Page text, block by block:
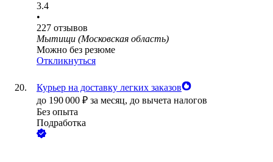
3.4
•
227 отзывов
Мытищи (Московская область)
Можно без резюме
Откликнуться
Курьер на доставку легких заказов
до 190 000 ₽ за месяц, до вычета налогов
Без опыта
Подработка